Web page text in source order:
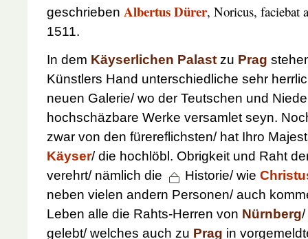
geschrieben Albertus Dürer, Noricus, faciebat
1511.
In dem Käyserlichen Palast zu Prag
Künstlers Hand unterschiedliche sehr
neuen Galerie/ wo der Teutschen und
hochschäzbare Werke versamlet seyn.
zwar von den fürereflichsten/ hat Ihro
Käyser/ die hochlöbl. Obrigkeit und Raht
verehrt/ nämlich die
Historie/ wie
neben vielen andern Personen/ auch
Leben alle die Rahts-Herren von Nürnberg/
gelebt/ welches auch zu Prag in